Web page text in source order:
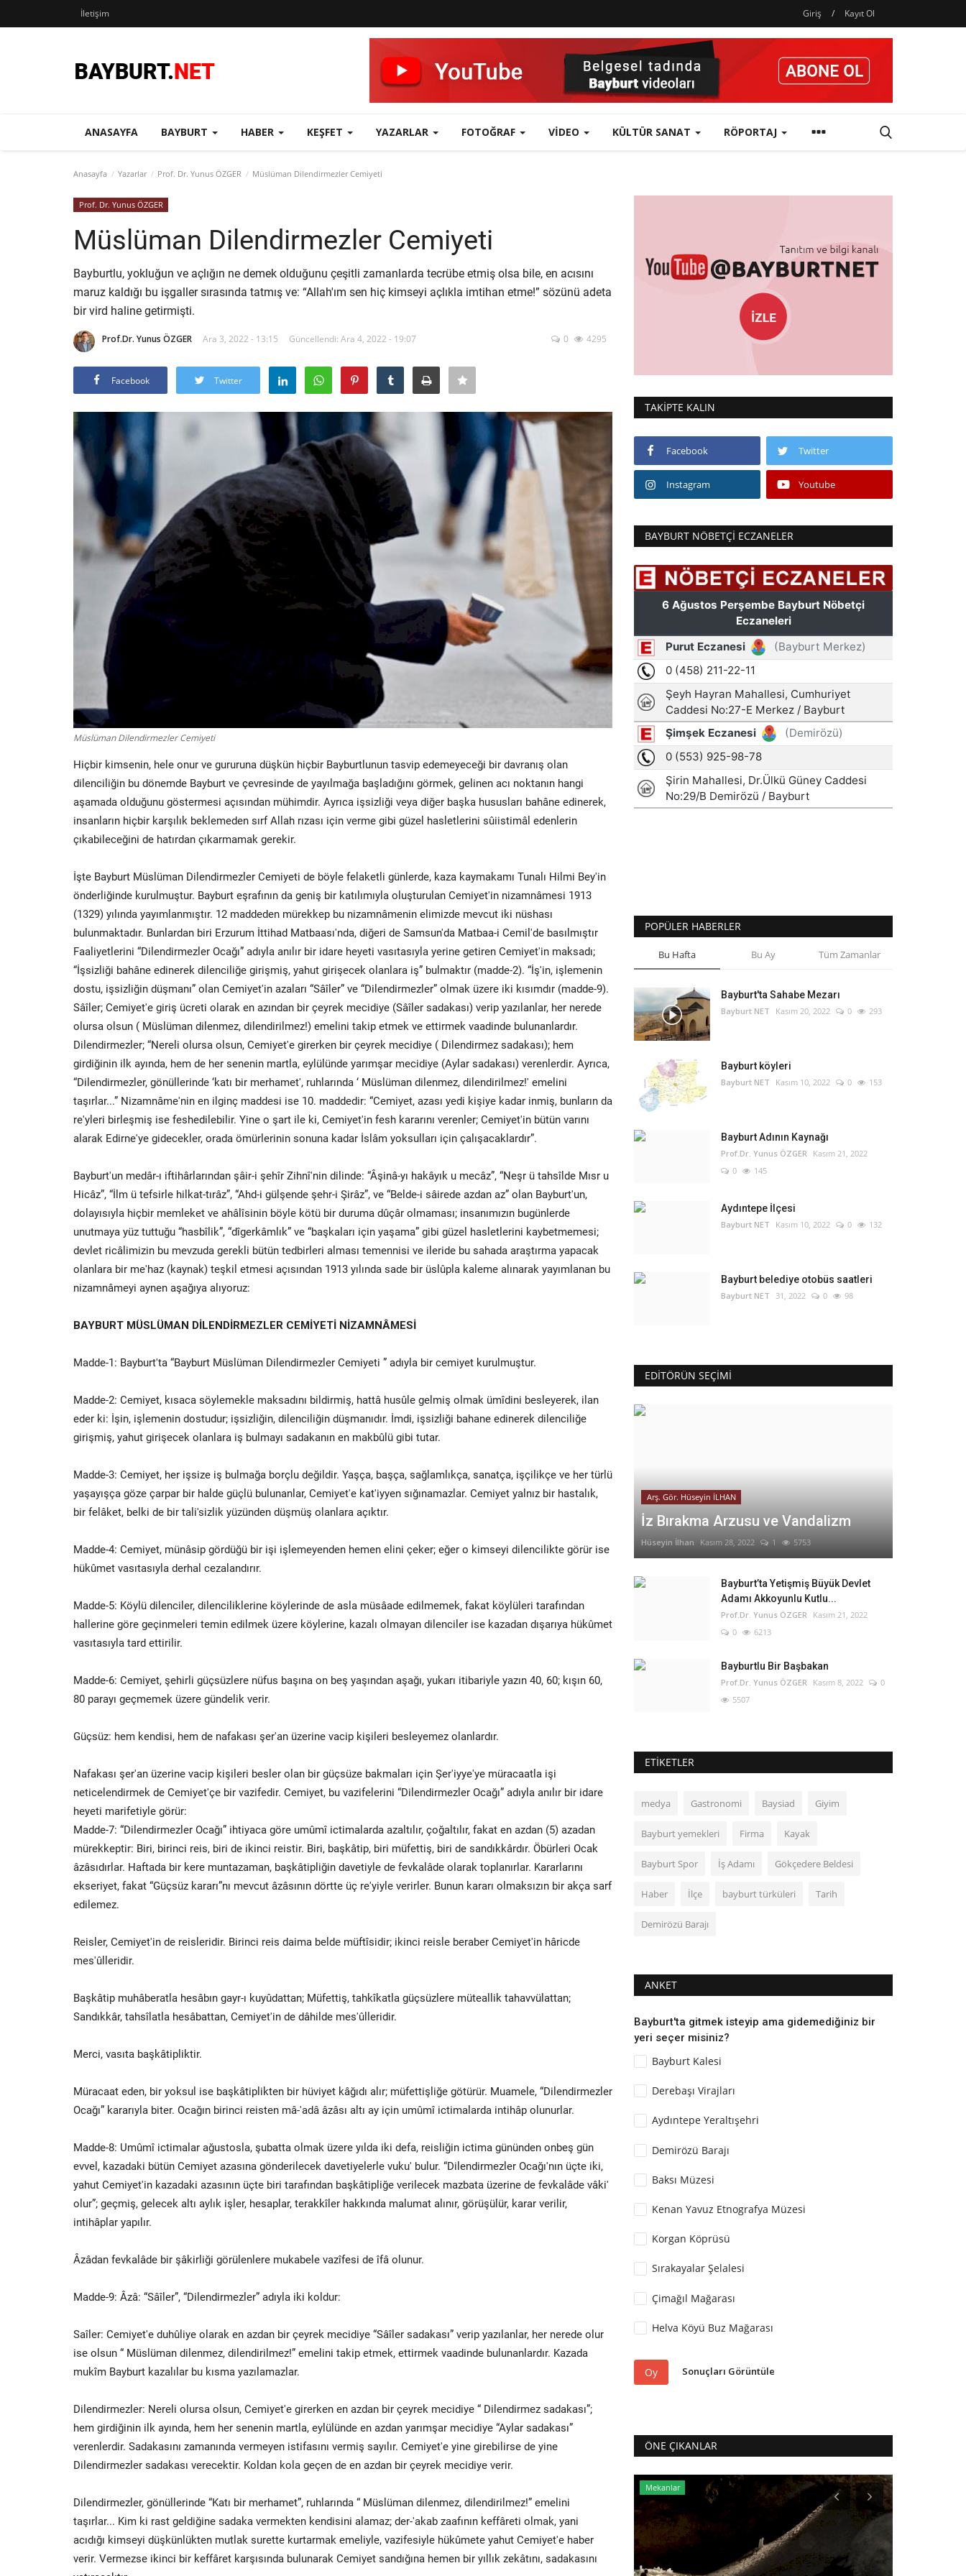
İletişim Giriş / Kayıt Ol
ANASAYFA BAYBURT HABER KEŞFET YAZARLAR FOTOĞRAF VIDEO KÜLTÜR SANAT RÖPORTAJ
Anasayfa Yazarlar Prof. Dr. Yunus ÖZGER Müslüman Dilendirmezler Cemiyeti
Prof. Dr. Yunus ÖZGER
Müslüman Dilendirmezler Cemiyeti
Bayburtlu, yokluğun ve açlığın ne demek olduğunu çeşitli zamanlarda tecrübe etmiş olsa bile, en acısını
maruz kaldığı bu işgaller sırasında tatmış ve: “Allah'ım sen hiç kimseyi açlıkla imtihan etme!” sözünü adeta
bir vird haline getirmişti.
Prof.Dr. Yunus ÖZGER Ara 3, 2022 - 13:15 Güncellendi: Ara 4, 2022 - 19:07 0 4295
Facebook Twitter
Müslüman Dilendirmezler Cemiyeti
Hiçbir kimsenin, hele onur ve gururuna düşkün hiçbir Bayburtlunun tasvip edemeyeceği bir davranış olan
dilenciliğin bu dönemde Bayburt ve çevresinde de yayılmağa başladığını görmek, gelinen acı noktanın hangi
aşamada olduğunu göstermesi açısından mühimdir. Ayrıca işsizliği veya diğer başka hususları bahâne edinerek,
insanların hiçbir karşılık beklemeden sırf Allah rızası için verme gibi güzel hasletlerini sûiistimâl edenlerin
çıkabileceğini de hatırdan çıkarmamak gerekir.
İşte Bayburt Müslüman Dilendirmezler Cemiyeti de böyle felaketli günlerde, kaza kaymakamı Tunalı Hilmi Bey'in
önderliğinde kurulmuştur. Bayburt eşrafının da geniş bir katılımıyla oluşturulan Cemiyet'in nizamnâmesi 1913
(1329) yılında yayımlanmıştır. 12 maddeden mürekkep bu nizamnâmenin elimizde mevcut iki nüshası
bulunmaktadır. Bunlardan biri Erzurum İttihad Matbaası'nda, diğeri de Samsun'da Matbaa-i Cemil'de basılmıştır
Faaliyetlerini “Dilendirmezler Ocağı” adıyla anılır bir idare heyeti vasıtasıyla yerine getiren Cemiyet'in maksadı;
“İşsizliği bahâne edinerek dilenciliğe girişmiş, yahut girişecek olanlara iş” bulmaktır (madde-2). “İş'in, işlemenin
dostu, işsizliğin düşmanı” olan Cemiyet'in azaları “Sâîler” ve “Dilendirmezler” olmak üzere iki kısımdır (madde-9).
Sâîler; Cemiyet'e giriş ücreti olarak en azından bir çeyrek mecidiye (Sâîler sadakası) verip yazılanlar, her nerede
olursa olsun ( Müslüman dilenmez, dilendirilmez!) emelini takip etmek ve ettirmek vaadinde bulunanlardır.
Dilendirmezler; “Nereli olursa olsun, Cemiyet'e girerken bir çeyrek mecidiye ( Dilendirmez sadakası); hem
girdiğinin ilk ayında, hem de her senenin martla, eylülünde yarımşar mecidiye (Aylar sadakası) verenlerdir. Ayrıca,
“Dilendirmezler, gönüllerinde ‘katı bir merhamet', ruhlarında ‘ Müslüman dilenmez, dilendirilmez!' emelini
taşırlar...” Nizamnâme'nin en ilginç maddesi ise 10. maddedir: “Cemiyet, azası yedi kişiye kadar inmiş, bunların da
re'yleri birleşmiş ise feshedilebilir. Yine o şart ile ki, Cemiyet'in fesh kararını verenler; Cemiyet'in bütün varını
alarak Edirne'ye gidecekler, orada ömürlerinin sonuna kadar İslâm yoksulları için çalışacaklardır”.
Bayburt'un medâr-ı iftihârlarından şâir-i şehîr Zihnî'nin dilinde: “Âşinâ-yı hakâyık u mecâz”, “Neşr ü tahsîlde Mısr u
Hicâz”, “İlm ü tefsirle hilkat-tırâz”, “Ahd-i gülşende şehr-i Şirâz”, ve “Belde-i sâirede azdan az” olan Bayburt'un,
dolayısıyla hiçbir memleket ve ahâlîsinin böyle kötü bir duruma dûçâr olmaması; insanımızın bugünlerde
unutmaya yüz tuttuğu “hasbîlik”, “dîgerkâmlık” ve “başkaları için yaşama” gibi güzel hasletlerini kaybetmemesi;
devlet ricâlimizin bu mevzuda gerekli bütün tedbirleri alması temennisi ve ileride bu sahada araştırma yapacak
olanlara bir me'haz (kaynak) teşkil etmesi açısından 1913 yılında sade bir üslûpla kaleme alınarak yayımlanan bu
nizamnâmeyi aynen aşağıya alıyoruz:
BAYBURT MÜSLÜMAN DİLENDİRMEZLER CEMİYETİ NİZAMNÂMESİ
Madde-1: Bayburt'ta “Bayburt Müslüman Dilendirmezler Cemiyeti ” adıyla bir cemiyet kurulmuştur.
Madde-2: Cemiyet, kısaca söylemekle maksadını bildirmiş, hattâ husûle gelmiş olmak ümîdini besleyerek, ilan
eder ki: İşin, işlemenin dostudur; işsizliğin, dilenciliğin düşmanıdır. İmdi, işsizliği bahane edinerek dilenciliğe
girişmiş, yahut girişecek olanlara iş bulmayı sadakanın en makbûlü gibi tutar.
Madde-3: Cemiyet, her işsize iş bulmağa borçlu değildir. Yaşça, başça, sağlamlıkça, sanatça, işçilikçe ve her türlü
yaşayışça göze çarpar bir halde güçlü bulunanlar, Cemiyet'e kat'iyyen sığınamazlar. Cemiyet yalnız bir hastalık,
bir felâket, belki de bir tali'sizlik yüzünden düşmüş olanlara açıktır.
Madde-4: Cemiyet, münâsip gördüğü bir işi işlemeyenden hemen elini çeker; eğer o kimseyi dilencilikte görür ise
hükûmet vasıtasıyla derhal cezalandırır.
Madde-5: Köylü dilenciler, dilenciliklerine köylerinde de asla müsâade edilmemek, fakat köylüleri tarafından
hallerine göre geçinmeleri temin edilmek üzere köylerine, kazalı olmayan dilenciler ise kazadan dışarıya hükûmet
vasıtasıyla tard ettirilir.
Madde-6: Cemiyet, şehirli güçsüzlere nüfus başına on beş yaşından aşağı, yukarı itibariyle yazın 40, 60; kışın 60,
80 parayı geçmemek üzere gündelik verir.
Güçsüz: hem kendisi, hem de nafakası şer'an üzerine vacip kişileri besleyemez olanlardır.
Nafakası şer'an üzerine vacip kişileri besler olan bir güçsüze bakmaları için Şer'iyye'ye müracaatla işi
neticelendirmek de Cemiyet'çe bir vazifedir. Cemiyet, bu vazifelerini “Dilendirmezler Ocağı” adıyla anılır bir idare
heyeti marifetiyle görür:
Madde-7: “Dilendirmezler Ocağı” ihtiyaca göre umûmî ictimalarda azaltılır, çoğaltılır, fakat en azdan (5) azadan
mürekkeptir: Biri, birinci reis, biri de ikinci reistir. Biri, başkâtip, biri müfettiş, biri de sandıkkârdır. Öbürleri Ocak
âzâsıdırlar. Haftada bir kere muntazaman, başkâtipliğin davetiyle de fevkalâde olarak toplanırlar. Kararlarını
ekseriyet, fakat “Güçsüz kararı”nı mevcut âzâsının dörtte üç re'yiyle verirler. Bunun kararı olmaksızın bir akça sarf
edilemez.
Reisler, Cemiyet'in de reisleridir. Birinci reis daima belde müftîsidir; ikinci reisle beraber Cemiyet'in hâricde
mes'ûlleridir.
Başkâtip muhâberatla hesâbın gayr-ı kuyûdattan; Müfettiş, tahkîkatla güçsüzlere müteallik tahavvülattan;
Sandıkkâr, tahsîlatla hesâbattan, Cemiyet'in de dâhilde mes'ûlleridir.
Merci, vasıta başkâtipliktir.
Müracaat eden, bir yoksul ise başkâtiplikten bir hüviyet kâğıdı alır; müfettişliğe götürür. Muamele, “Dilendirmezler
Ocağı” kararıyla biter. Ocağın birinci reisten mâ-'adâ âzâsı altı ay için umûmî ictimalarda intihâp olunurlar.
Madde-8: Umûmî ictimalar ağustosla, şubatta olmak üzere yılda iki defa, reisliğin ictima gününden onbeş gün
evvel, kazadaki bütün Cemiyet azasına gönderilecek davetiyelerle vuku' bulur. “Dilendirmezler Ocağı'nın üçte iki,
yahut Cemiyet'in kazadaki azasının üçte biri tarafından başkâtipliğe verilecek mazbata üzerine de fevkalâde vâki'
olur”; geçmiş, gelecek altı aylık işler, hesaplar, terakkîler hakkında malumat alınır, görüşülür, karar verilir,
intihâplar yapılır.
Âzâdan fevkalâde bir şâkirliği görülenlere mukabele vazîfesi de îfâ olunur.
Madde-9: Âzâ: “Sâîler”, “Dilendirmezler” adıyla iki koldur:
Saîler: Cemiyet'e duhûliye olarak en azdan bir çeyrek mecidiye “Sâîler sadakası” verip yazılanlar, her nerede olur
ise olsun “ Müslüman dilenmez, dilendirilmez!” emelini takip etmek, ettirmek vaadinde bulunanlardır. Kazada
mukîm Bayburt kazalılar bu kısma yazılamazlar.
Dilendirmezler: Nereli olursa olsun, Cemiyet'e girerken en azdan bir çeyrek mecidiye “ Dilendirmez sadakası”;
hem girdiğinin ilk ayında, hem her senenin martla, eylülünde en azdan yarımşar mecidiye “Aylar sadakası”
verenlerdir. Sadakasını zamanında vermeyen istifasını vermiş sayılır. Cemiyet'e yine girebilirse de yine
Dilendirmezler sadakası verecektir. Koldan kola geçen de en azdan bir çeyrek mecidiye verir.
Dilendirmezler, gönüllerinde “Katı bir merhamet”, ruhlarında “ Müslüman dilenmez, dilendirilmez!” emelini
taşırlar... Kim ki rast geldiğine sadaka vermekten kendisini alamaz; der-'akab zaafının keffâreti olmak, yani
acıdığı kimseyi düşkünlükten mutlak surette kurtarmak emeliyle, vazifesiyle hükûmete yahut Cemiyet'e haber
verir. Vermezse ikinci bir keffâret karşısında bulunarak Cemiyet sandığına hemen bir yıllık zekâtını, sadakasını
TAKIPTE KALIN
Facebook Twitter
Instagram Youtube
BAYBURT NÖBETÇI ECZANELER
POPÜLER HABERLER
Bu Hafta Bu Ay Tüm Zamanlar
Bayburt'ta Sahabe Mezarı
Bayburt NET Kasım 20, 2022 0 293
Bayburt köyleri
Bayburt NET Kasım 10, 2022 0 153
Bayburt Adının Kaynağı
Prof.Dr. Yunus ÖZGER Kasım 21, 2022
0
145
Aydıntepe İlçesi
Bayburt NET Kasım 10, 2022 0 132
Bayburt belediye otobüs saatleri
Bayburt NET 31, 2022 0 98
EDITÖRÜN SEÇIMI
Arş. Gör. Hüseyin İLHAN
İz Bırakma Arzusu ve Vandalizm
Hüseyin İlhan Kasım 28, 2022 1 5753
Bayburt’ta Yetişmiş Büyük Devlet
Adamı Akkoyunlu Kutlu...
Prof.Dr. Yunus ÖZGER Kasım 21, 2022
0
6213
Bayburtlu Bir Başbakan
Prof.Dr. Yunus ÖZGER Kasım 8, 2022
0
5507
ETIKETLER
medya Gastronomi Baysiad Giyim
Bayburt yemekleri Firma Kayak
Bayburt Spor İş Adamı Gökçedere Beldesi
Haber İlçe bayburt türküleri Tarih
Demirözü Barajı
ANKET
Bayburt'ta gitmek isteyip ama gidemediğiniz bir
yeri seçer misiniz?
Bayburt Kalesi
Derebaşı Virajları
Aydıntepe Yeraltışehri
Demirözü Barajı
Baksı Müzesi
Kenan Yavuz Etnografya Müzesi
Korgan Köprüsü
Sırakayalar Şelalesi
Çimağıl Mağarası
Helva Köyü Buz Mağarası
Oy Sonuçları Görüntüle
ÖNE ÇIKANLAR
Mekanlar